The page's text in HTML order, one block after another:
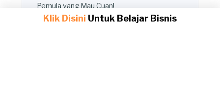
Pemula yang Mau Cuan!
Klik Disini Untuk Belajar Bisnis